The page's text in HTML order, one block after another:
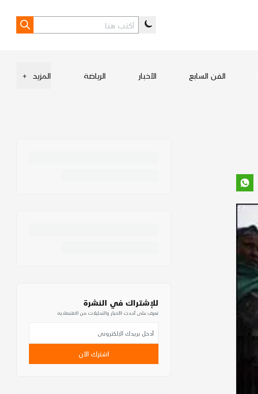
الفن السابع الأخبار الرياضة المزيد +
للإشتراك في النشرة
تعرف على أحدث الأخبار والتحليلات من الاقتصادية
اشترك الآن